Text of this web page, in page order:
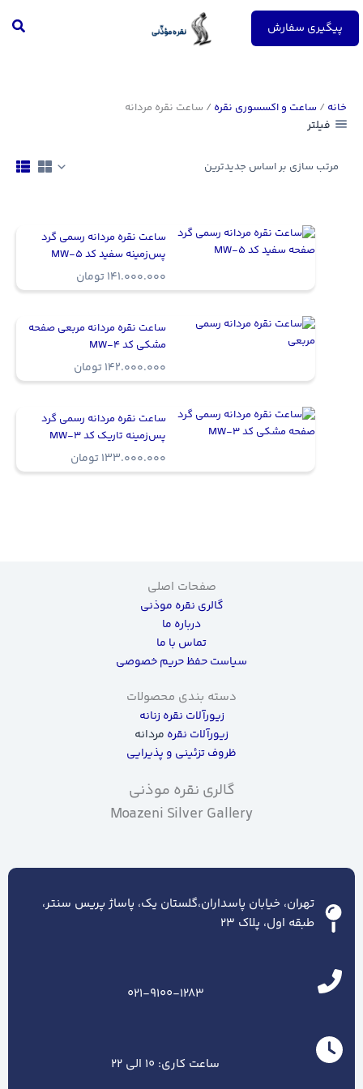
پرش
محتوا
پیگیری سفارش
خانه / ساعت و اکسسوری نقره / ساعت نقره مردانه
فیلتر
ساعت نقره مردانه رسمی گرد
پس‌زمینه سفید کد MW-5
141.000.000 تومان
ساعت نقره مردانه مربعی صفحه
مشکی کد MW-4
142.000.000 تومان
ساعت نقره مردانه رسمی گرد
پس‌زمینه تاریک کد MW-3
133.000.000 تومان
صفحات اصلی
گالری نقره موذنی
درباره ما
تماس با ما
سیاست حفظ حریم خصوصی
دسته بندی محصولات
زیورآلات نقره زنانه
زیورآلات نقره مردانه
ظروف تزئینی و پذیرایی
گالری نقره موذنی
Moazeni Silver Gallery
تهران، خیابان پاسداران،گلستان یک، پاساژ پریس سنتر،
طبقه اول، پلاک ۲۳
021-9100-1283
ساعت کاری: 10 الی 22